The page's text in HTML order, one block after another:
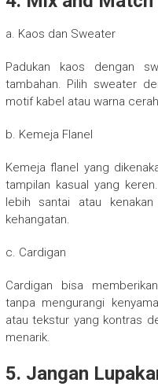
a. Kaos dan Sweater
Padukan kaos dengan
tambahan. Pilih sweater
motif kabel atau warna
b. Kemeja Flanel
Kemeja flanel yang
tampilan kasual yang
lebih santai atau
kehangatan.
c. Cardigan
Cardigan bisa
tanpa mengurangi
atau tekstur yang kontras
menarik.
5. Jangan